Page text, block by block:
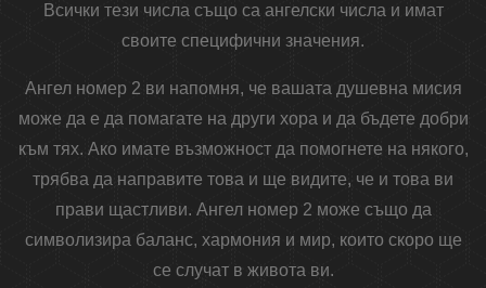
Всички тези числа също са ангелски числа и имат
своите специфични значения.
Ангел номер 2 ви напомня, че вашата душевна мисия
може да е да помагате на други хора и да бъдете добри
към тях. Ако имате възможност да помогнете на някого,
трябва да направите това и ще видите, че и това ви
прави щастливи. Ангел номер 2 може също да
символизира баланс, хармония и мир, които скоро ще
се случат в живота ви.